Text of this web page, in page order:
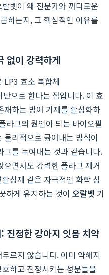
벳이 왜 전문가와 까다로운
히는지, 그 핵심적인 이유를
없이 강력하게
LP3 효소 복합체
으로 한다는 점입니다. 이 효
재하는 방어 기제를 활성화하
라그의 원인이 되는 바이오필
리적으로 긁어내는 방식이
그를 녹여내는 것과 같습니다.
면서도 강력한 플라그 제거
성제 같은 자극적인 화학 성
하게 유지하는 것이 오랄벳 기
진정한 강아지 잇몸 치약
르지 않습니다. 이미 약해지
하고 진정시키는 성분들을